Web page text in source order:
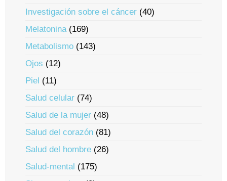
Investigación sobre el cáncer (40)
Melatonina(169)
Metabolismo (143)
Ojos (12)
Piel (11)
Salud celular (74)
Salud de la mujer (48)
Salud del corazón (81)
Salud del hombre (26)
Salud-mental (175)